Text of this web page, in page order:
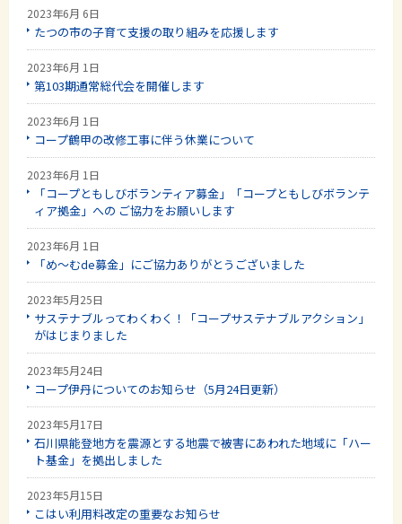
2023年6月 6日
たつの市の子育て支援の取り組みを応援します
2023年6月 1日
第103期通常総代会を開催します
2023年6月 1日
コープ鶴甲の改修工事に伴う休業について
2023年6月 1日
「コープともしびボランティア募金」「コープともしびボランテ
ィア拠金」への ご協力をお願いします
2023年6月 1日
「め～むde募金」にご協力ありがとうございました
2023年5月25日
サステナブルってわくわく！「コープサステナブルアクション」
がはじまりました
2023年5月24日
コープ伊丹についてのお知らせ（5月24日更新）
2023年5月17日
石川県能登地方を震源とする地震で被害にあわれた地域に「ハー
ト基金」を拠出しました
2023年5月15日
こはい利用料改定の重要なお知らせ